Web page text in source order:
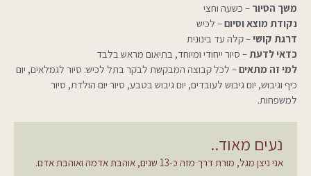
משך הסיור – כשעה וחצי
נקודת מוצא וסיום– לכיש
דרגת קושי – קלה עד בינונית
כדאי לדעת – סיור ייחודי ומיוחד, בתיאום מראש בלבד
למי זה מתאים– לכל קבוצה המבקשת לבקר בתל לכיש: סיור לגמלאים, יום
כיף וגיבוש, יום גיבוש לעובדים, יום גיבוש בטבע, סיור יום הולדת, סיור
למשפחות.
נעים מאוד..
אני ניצן מגל, מורת דרך מזה כ-13 שנים, אוהבת אדמה ואוהבת אדם.